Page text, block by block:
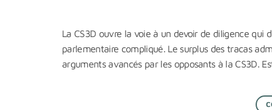
La CS3D ouvre la voie à un devoir de diligence qui
parlementaire compliqué. Le surplus des tracas
arguments avancés par les opposants à la CS3D.